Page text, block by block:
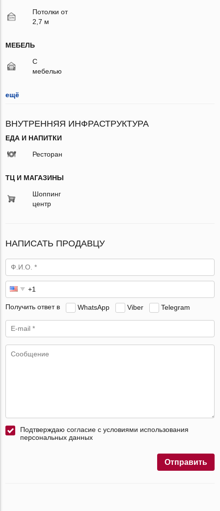
Потолки от
2,7 м
МЕБЕЛЬ
С
мебелью
ещё
ВНУТРЕННЯЯ ИНФРАСТРУКТУРА
ЕДА И НАПИТКИ
Ресторан
ТЦ И МАГАЗИНЫ
Шоппинг
центр
НАПИСАТЬ ПРОДАВЦУ
Получить ответ в WhatsApp Viber Telegram
Подтверждаю согласие с условиями использования
персональных данных
Отправить